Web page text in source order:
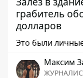
грабитель
долларов
Это были
Максим